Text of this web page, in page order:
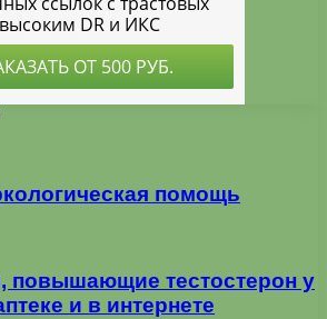
помощь
повышающие тестостерон у
и в интернете